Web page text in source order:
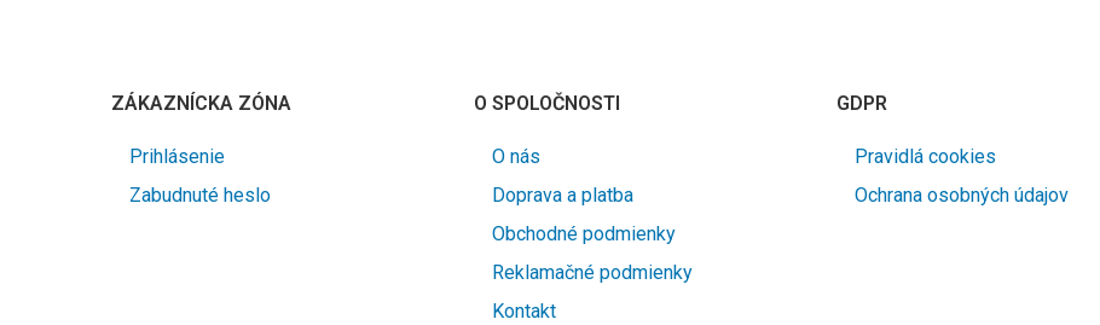
ZÁKAZNÍCKA ZÓNA
Prihlásenie
Zabudnuté heslo
O SPOLOČNOSTI
O nás
Doprava a platba
Obchodné podmienky
Reklamačné podmienky
Kontakt
GDPR
Pravidlá cookies
Ochrana osobných údajov